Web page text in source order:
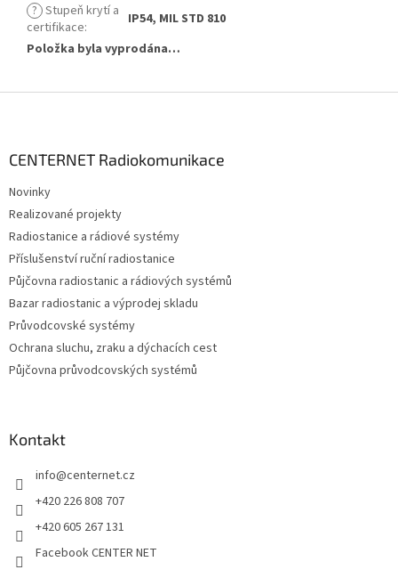
? Stupeň krytí a
certifikace:
IP54, MIL STD 810
Položka byla vyprodána…
CENTERNET Radiokomunikace
Novinky
Realizované projekty
Radiostanice a rádiové systémy
Příslušenství ruční radiostanice
Půjčovna radiostanic a rádiových systémů
Bazar radiostanic a výprodej skladu
Průvodcovské systémy
Ochrana sluchu, zraku a dýchacích cest
Půjčovna průvodcovských systémů
Kontakt
info@centernet.cz
+420 226 808 707
+420 605 267 131
Facebook CENTER NET